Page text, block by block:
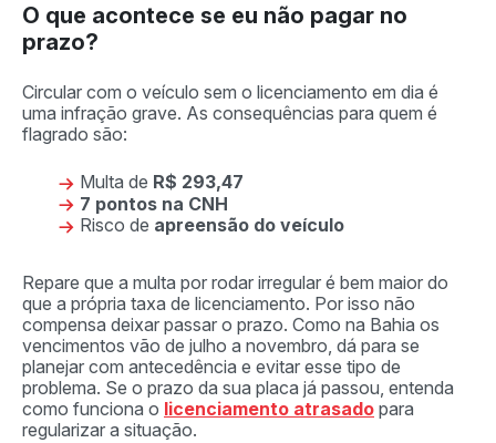
O que acontece se eu não pagar no
prazo?
Circular com o veículo sem o licenciamento em dia é
uma infração grave. As consequências para quem é
flagrado são:
Multa de R$ 293,47
7 pontos na CNH
Risco de apreensão do veículo
Repare que a multa por rodar irregular é bem maior do
que a própria taxa de licenciamento. Por isso não
compensa deixar passar o prazo. Como na Bahia os
vencimentos vão de julho a novembro, dá para se
planejar com antecedência e evitar esse tipo de
problema. Se o prazo da sua placa já passou, entenda
como funciona o licenciamento atrasado para
regularizar a situação.